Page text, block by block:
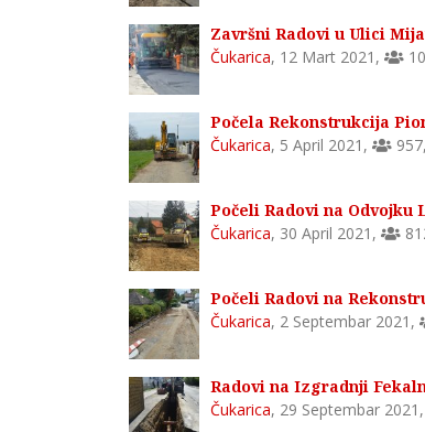
Završni Radovi u Ulici
Čukarica, 12 Mart 2021 ,
Počela Rekonstrukcija
Čukarica, 5 April 2021 , 957,
Počeli Radovi na Odvojku
Čukarica, 30 April 2021 ,
Počeli Radovi na
Čukarica, 2 Septembar 2021 ,
Radovi na Izgradnji
Čukarica, 29 Septembar 2021 ,